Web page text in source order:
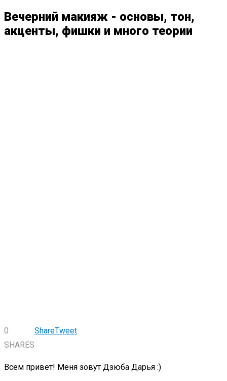
Вечерний макияж - основы, тон,
акценты, фишки и много теории
0
SHARES
ShareTweet
Всем привет! Меня зовут Дзюба Дарья :)